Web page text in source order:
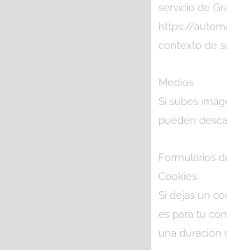
servicio de
https://
contexto de
Medios
Si subes
pueden
Formularios
Cookies
Si dejas un
es para tu
una duración